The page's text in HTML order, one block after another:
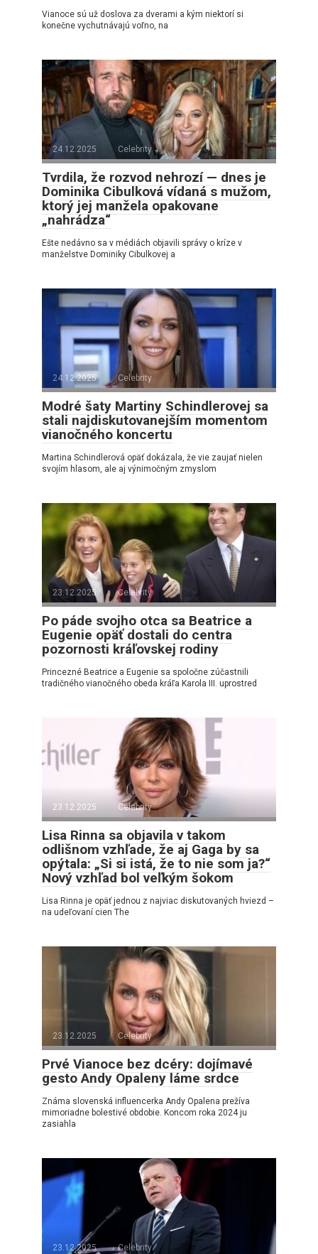
Vianoce sú už doslova za dverami a kým niektorí si
konečne vychutnávajú voľno, na
24.12.2025 Celebrity
Tvrdila, že rozvod nehrozí — dnes je
Dominika Cibulková vídaná s mužom,
ktorý jej manžela opakovane
„nahrádza“
Ešte nedávno sa v médiách objavili správy o kríze v
manželstve Dominiky Cibulkovej a
24.12.2025 Celebrity
Modré šaty Martiny Schindlerovej sa
stali najdiskutovanejším momentom
vianočného koncertu
Martina Schindlerová opäť dokázala, že vie zaujať nielen
svojím hlasom, ale aj výnimočným zmyslom
23.12.2025 Celebrity
Po páde svojho otca sa Beatrice a
Eugenie opäť dostali do centra
pozornosti kráľovskej rodiny
Princezné Beatrice a Eugenie sa spoločne zúčastnili
tradičného vianočného obeda kráľa Karola III. uprostred
23.12.2025 Celebrity
Lisa Rinna sa objavila v takom
odlišnom vzhľade, že aj Gaga by sa
opýtala: „Si si istá, že to nie som ja?“
Nový vzhľad bol veľkým šokom
Lisa Rinna je opäť jednou z najviac diskutovaných hviezd –
na udeľovaní cien The
23.12.2025 Celebrity
Prvé Vianoce bez dcéry: dojímavé
gesto Andy Opaleny láme srdce
Známa slovenská influencerka Andy Opalena prežíva
mimoriadne bolestivé obdobie. Koncom roka 2024 ju
zasiahla
23.12.2025 Celebrity